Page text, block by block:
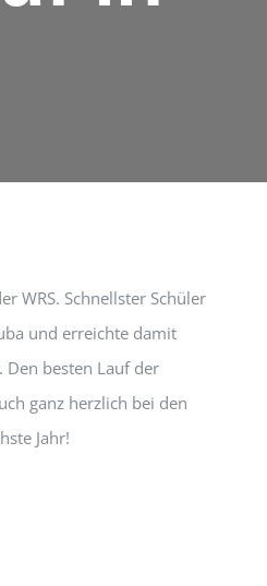
WRS. Schnellster Schüler
und erreichte damit
besten Lauf der
ganz herzlich bei den
Jahr!